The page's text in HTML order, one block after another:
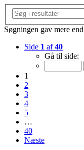
Søgningen gav mere
Side 1 af40
Gå til side:
1
2
3
4
5
…
40
Næste